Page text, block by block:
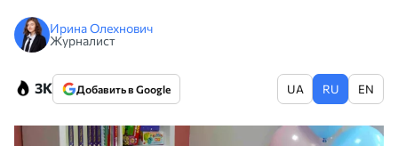
Ирина Олехнович
Журналист
3K Добавить в Google UA RU EN